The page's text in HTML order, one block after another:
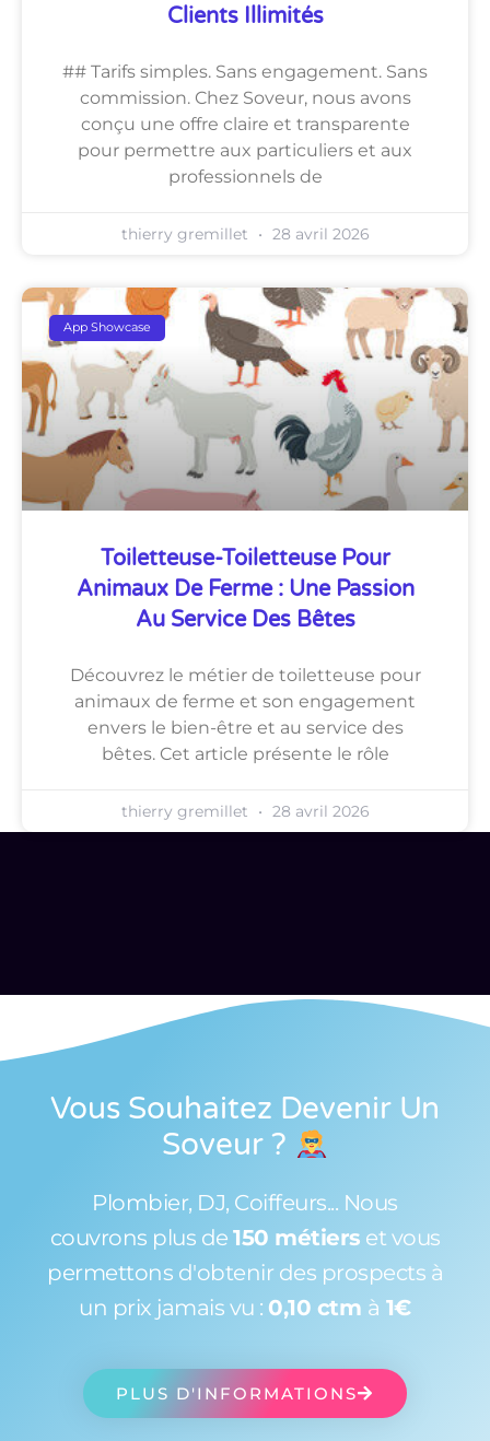
Clients Illimités
## Tarifs simples. Sans engagement. Sans
commission. Chez Soveur, nous avons
conçu une offre claire et transparente
pour permettre aux particuliers et aux
professionnels de
thierry gremillet 28 avril 2026
App Showcase
Toiletteuse-Toiletteuse Pour
Animaux De Ferme : Une Passion
Au Service Des Bêtes
Découvrez le métier de toiletteuse pour
animaux de ferme et son engagement
envers le bien-être et au service des
bêtes. Cet article présente le rôle
thierry gremillet 28 avril 2026
Vous Souhaitez Devenir Un
Soveur ?
Plombier, DJ, Coiffeurs... Nous
couvrons plus de 150 métiers et vous
permettons d'obtenir des prospects à
un prix jamais vu : 0,10 ctm à 1€
PLUS D'INFORMATIONS